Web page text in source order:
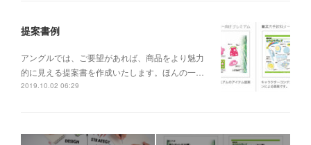
提案書例
アングルでは、ご要望があれば、商品をより魅力
的に見える提案書を作成いたします。ほんの一…
2019.10.02 06:29